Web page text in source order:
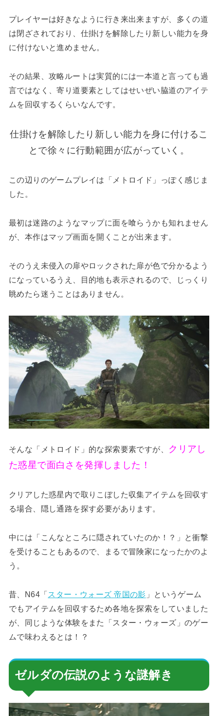
プレイヤーは好きなように行き来出来ますが、多くの道
は閉ざされており、仕掛けを解除したり新しい能力を身
に付けないと進めません。
その結果、攻略ルートは実質的には一本道と言っても過
言ではなく、寄り道要素としてはせいぜい脇道のアイテ
ムを回収するくらいなんです。
仕掛けを解除したり新しい能力を身に付けるこ
とで徐々に行動範囲が広がっていく。
この辺りのゲームプレイは「メトロイド」っぽく感じま
した。
最初は迷路のようなマップに面を喰らうかも知れません
が、本作はマップ画面を開くことが出来ます。
そのうえ未侵入の扉やロックされた扉が色で分かるよう
になっているうえ、目的地も表示されるので、じっくり
眺めたら迷うことはありません。
そんな「メトロイド」的な探索要素ですが、
クリアし
た惑星で面白さを発揮しました！
クリアした惑星内で取りこぼした収集アイテムを回収す
る場合、隠し通路を探す必要があります。
中には「こんなところに隠されていたのか！？」と衝撃
を受けることもあるので、まるで冒険家になったかのよ
う。
昔、N64「スター・ウォーズ 帝国の影 」というゲーム
でもアイテムを回収するため各地を探索をしていました
が、同じような体験をまた「スター・ウォーズ」のゲー
ムで味わえるとは！？
ゼルダの伝説のような謎解き